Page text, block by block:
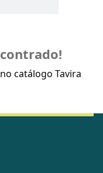
catálogo Tavira